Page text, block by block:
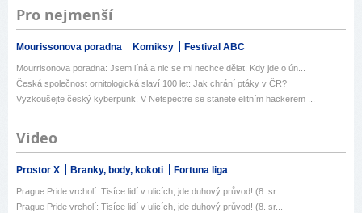
Pro nejmenší
Mourissonova poradna Komiksy Festival ABC
Mourrisonova poradna: Jsem líná a nic se mi nechce dělat: Kdy jde o ún...
Česká společnost ornitologická slaví 100 let: Jak chrání ptáky v ČR?
Vyzkoušejte český kyberpunk. V Netspectre se stanete elitním hackerem ...
Video
Prostor X Branky, body, kokoti Fortuna liga
Prague Pride vrcholí: Tisíce lidí v ulicích, jde duhový průvod! (8. sr...
Prague Pride vrcholí: Tisíce lidí v ulicích, jde duhový průvod! (8. sr...